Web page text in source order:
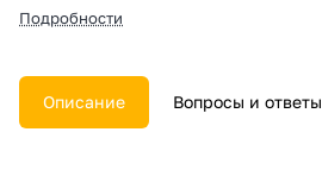
Прочный, устойчивый к
нагрузкам и коррозии, он
долговечность вашим
проектам. Закажите у нас для
эффективной работы и
Подробности
Описание Вопросы и ответы